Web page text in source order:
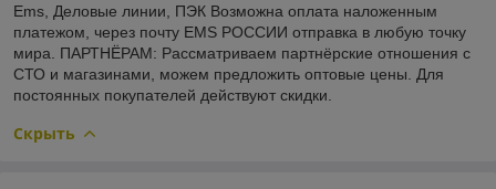
Ems, Деловые линии, ПЭК Возможна оплата наложенным
платежом, через почту EMS РОССИИ отправка в любую точку
мира. ПАРТНЁРАМ: Рассматриваем партнёрские отношения с
СТО и магазинами, можем предложить оптовые цены. Для
постоянных покупателей действуют скидки.
Скрыть